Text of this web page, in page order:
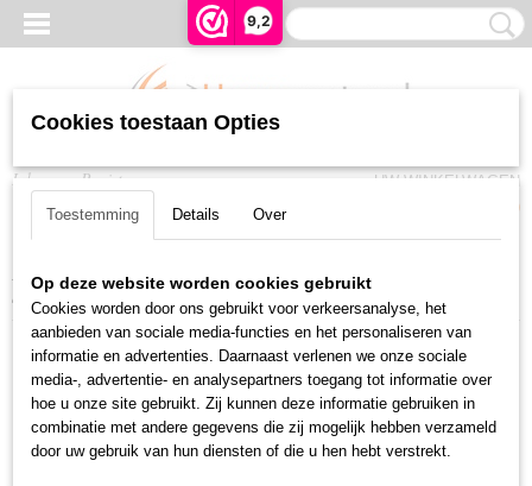
9,2
Inloggen Registreren
UW WINKELWAGEN
(0)
Home > Rolluiken en Zonwering Somfy buismotoren
Somfy Taurus 120/12 CSI LT60, 3 mtr snoer wit (VVF)
Cookies toestaan Opties
Toestemming Details Over
Op deze website worden cookies gebruikt
Cookies worden door ons gebruikt voor verkeersanalyse, het
aanbieden van sociale media-functies en het personaliseren van
informatie en advertenties. Daarnaast verlenen we onze sociale
media-, advertentie- en analysepartners toegang tot informatie over
hoe u onze site gebruikt. Zij kunnen deze informatie gebruiken in
combinatie met andere gegevens die zij mogelijk hebben verzameld
door uw gebruik van hun diensten of die u hen hebt verstrekt.